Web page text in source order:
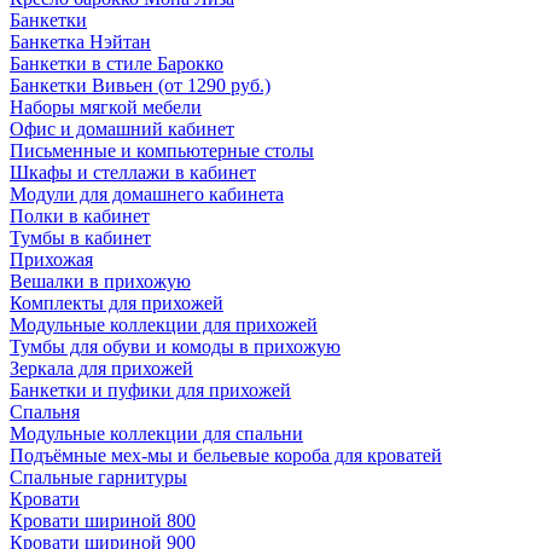
Банкетки
Банкетка Нэйтан
Банкетки в стиле Барокко
Банкетки Вивьен (от 1290 руб.)
Наборы мягкой мебели
Офис и домашний кабинет
Письменные и компьютерные столы
Шкафы и стеллажи в кабинет
Модули для домашнего кабинета
Полки в кабинет
Тумбы в кабинет
Прихожая
Вешалки в прихожую
Комплекты для прихожей
Модульные коллекции для прихожей
Тумбы для обуви и комоды в прихожую
Зеркала для прихожей
Банкетки и пуфики для прихожей
Спальня
Модульные коллекции для спальни
Подъёмные мех-мы и бельевые короба для кроватей
Спальные гарнитуры
Кровати
Кровати шириной 800
Кровати шириной 900